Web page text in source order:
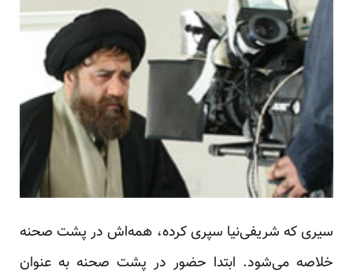
سیری که شریفی‌نیا سپری کرده، همه‌اش در پشت صحنه
خلاصه می‌شود. ابتدا حضور در پشت صحنه به عنوان